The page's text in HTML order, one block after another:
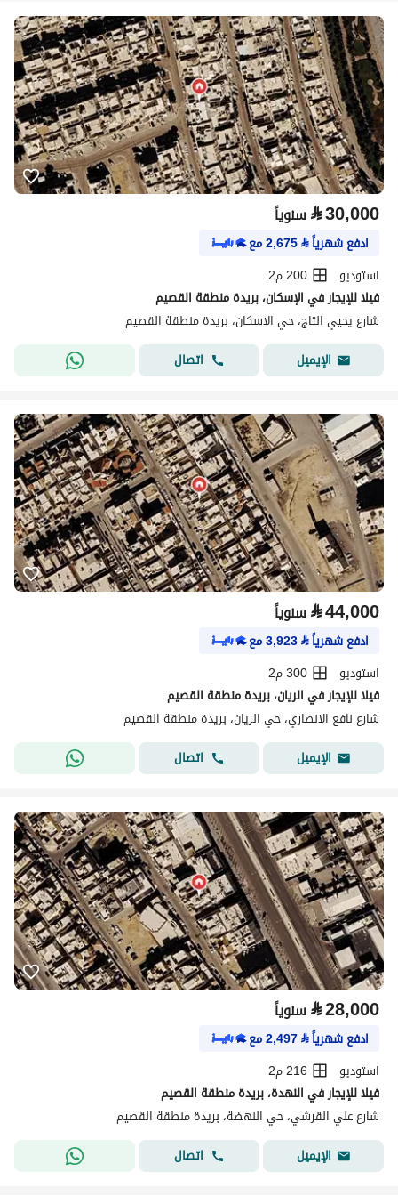
⃁30,000 سنوياً
ادفع شهرياً⃁
2,675مع
استوديو
200 م2
فيلا للإيجار في الإسكان، بريدة منطقة القصيم
شارع يحيي التاج، حي الاسكان، بريدة منطقة القصيم
الإيميل
اتصال
⃁44,000 سنوياً
ادفع شهرياً⃁
3,923مع
استوديو
300 م2
فيلا للإيجار في الريان، بريدة منطقة القصيم
شارع نافع الانصاري، حي الريان، بريدة منطقة القصيم
الإيميل
اتصال
⃁28,000 سنوياً
ادفع شهرياً⃁
2,497مع
استوديو
216 م2
فيلا للإيجار في النهدة، بريدة منطقة القصيم
شارع علي القرشي، حي النهضة، بريدة منطقة القصيم
الإيميل
اتصال